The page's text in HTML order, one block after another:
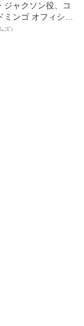
ジャクソン役、コ
ミンゴ オフィシャ
“観客を魅了した
ズ）